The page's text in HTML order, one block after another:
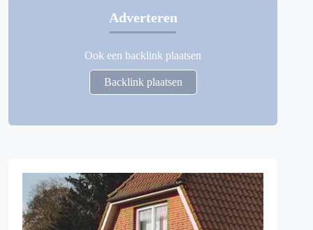
Adverteren
Ook een backlink plaatsen
Backlink plaatsen